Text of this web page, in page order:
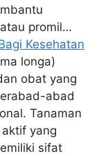
promil…
Kesehatan
longa)
obat yang
abad
Tanaman
yang
sifat